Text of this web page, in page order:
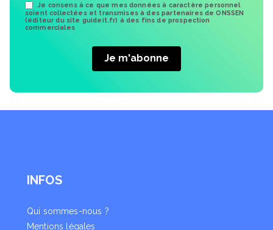
Je consens à ce que mes données à caractère personnel
soient collectées et transmises à des partenaires de ONSSEN
(éditeur du site guideit.fr) à des fins de prospection
commerciales
INFOS
Qui sommes-nous ?
Mentions légales